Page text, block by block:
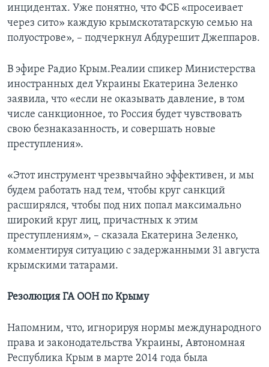
инцидентах. Уже понятно, что ФСБ «просеивает
через сито» каждую крымскотатарскую семью на
полуострове», – подчеркнул Абдурешит Джеппаров.
В эфире Радио Крым.Реалии спикер Министерства
иностранных дел Украины Екатерина Зеленко
заявила, что «если не оказывать давление, в том
числе санкционное, то Россия будет чувствовать
свою безнаказанность, и совершать новые
преступления».
«Этот инструмент чрезвычайно эффективен, и мы
будем работать над тем, чтобы круг санкций
расширялся, чтобы под них попал максимально
широкий круг лиц, причастных к этим
преступлениям», – сказала Екатерина Зеленко,
комментируя ситуацию с задержанными 31 августа
крымскими татарами.
Резолюция ГА ООН по Крыму
Напомним, что, игнорируя нормы международного
права и законодательства Украины, Автономная
Республика Крым в марте 2014 года была